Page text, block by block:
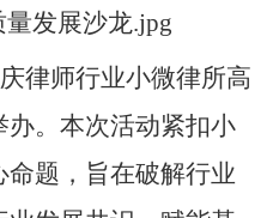
律师行业小微律所高
办。本次活动紧扣小
题，旨在破解行业